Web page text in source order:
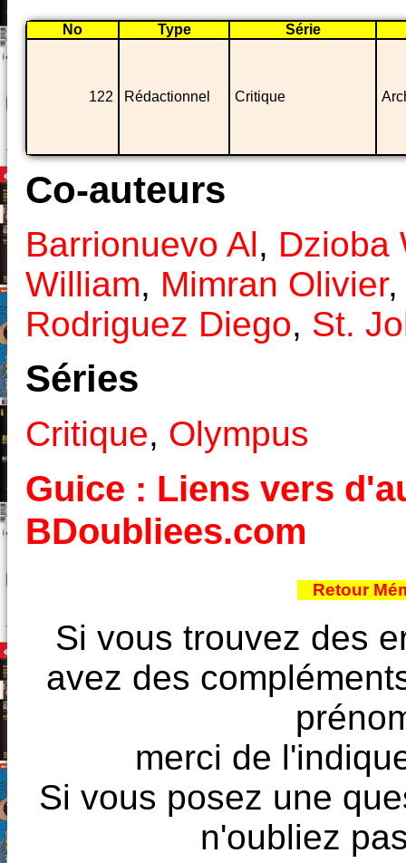
No Type Série
122 Rédactionnel Critique
Co-auteurs
Barrionuevo Al, Dzioba
William, Mimran Olivier
Rodriguez Diego, St.
Séries
Critique, Olympus
Guice : Liens vers
BDoubliees.com
Retour
Si vous trouvez des
avez des
merci de
Si vous posez une
n'oubliez